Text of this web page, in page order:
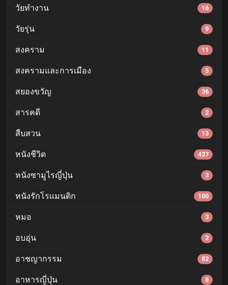
วัยทำงาน 16
วัยรุ่น 9
สงคราม 11
สงครามและการเมือง 5
สยองขวัญ 36
สารคดี 2
สืบสวน 13
หนังชีวิต 427
หนังซามูไรญี่ปุ่น 3
หนังรักโรแมนติก 100
หมอ 3
อบอุ่น 2
อาชญากรรม 82
อาหารญี่ปุ่น 8